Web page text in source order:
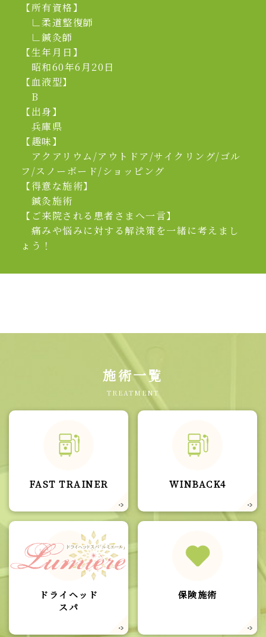
【所有資格】
∟柔道整復師
∟鍼灸師
【生年月日】
昭和60年6月20日
【血液型】
B
【出身】
兵庫県
【趣味】
アクアリウム/アウトドア/サイクリング/ゴル
フ/スノーボード/ショッピング
【得意な施術】
鍼灸施術
【ご来院される患者さまへ一言】
痛みや悩みに対する解決策を一緒に考えまし
ょう！
施術一覧
TREATMENT
FAST TRAINER WINBACK4
ドライヘッド
スパ
保険施術